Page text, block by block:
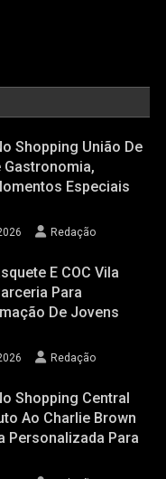
Shopping União De
Gastronomia,
Especiais
Redação
E COC Vila
Para
De Jovens
Redação
Shopping Central
Ao Charlie Brown
Personalizada Para